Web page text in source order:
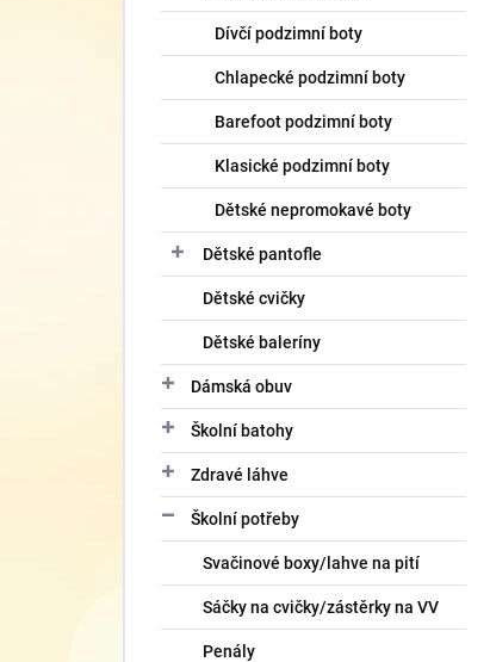
Dívčí podzimní boty
Chlapecké podzimní boty
Barefoot podzimní boty
Klasické podzimní boty
Dětské nepromokavé boty
Dětské pantofle
Dětské cvičky
Dětské baleríny
Dámská obuv
Školní batohy
Zdravé láhve
Školní potřeby
Svačinové boxy/lahve na pití
Sáčky na cvičky/zástěrky na VV
Penály